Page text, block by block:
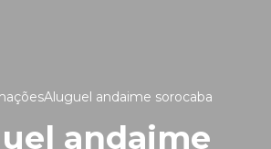
Aluguel andaime sorocaba
andaime